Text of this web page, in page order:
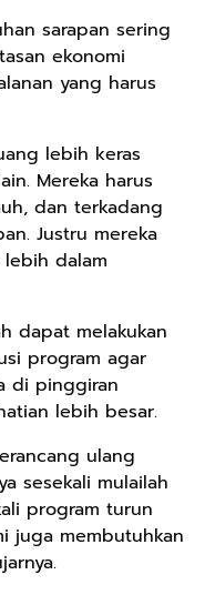
sarapan sering
ekonomi
yang harus
lebih keras
Mereka harus
dan terkadang
Justru mereka
dalam
dapat melakukan
program agar
di pinggiran
lebih besar.
ulang
sesekali mulailah
program turun
juga membutuhkan